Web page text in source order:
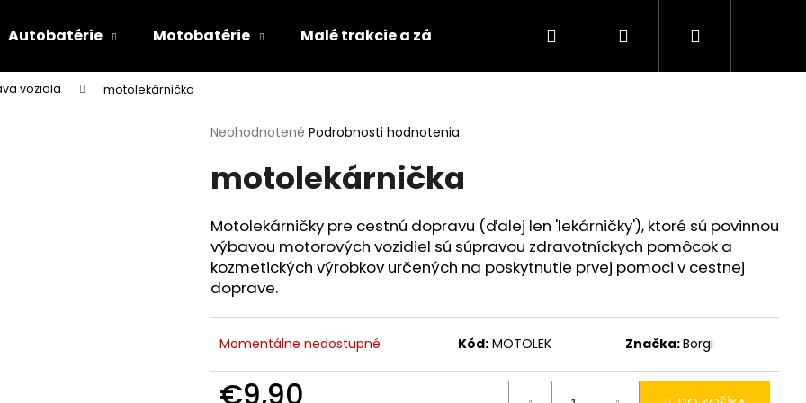
Autobatérie Motobatérie Malé trakcie a záložne akumulátory Nabíjačky,
Hľadať PrihlásenieNákupný
vozidla motolekárnička
Priemerné
produktu
je
z
5
hviezdičiek.
Neohodnotené Podrobnosti hodnotenia
motolekárnička
Motolekárničky pre cestnú dopravu (ďalej len 'lekárničky'), ktoré sú povinnou
výbavou motorových vozidiel sú súpravou zdravotníckych pomôcok a
kozmetických výrobkov určených na poskytnutie prvej pomoci v cestnej
doprave.
Momentálne nedostupné Kód: MOTOLEK Značka:Borgi
€9,90
Čo potrebujete nájsť?
HĽADAŤ